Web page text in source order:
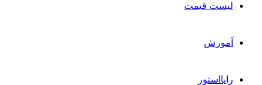
لیست قیمت
آموزش
رایااستور